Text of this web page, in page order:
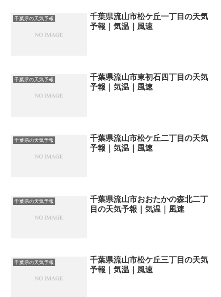
千葉県の天気予報
千葉県流山市松ケ丘一丁目の天気
予報｜気温｜風速
千葉県の天気予報
千葉県流山市東初石四丁目の天気
予報｜気温｜風速
千葉県の天気予報
千葉県流山市松ケ丘二丁目の天気
予報｜気温｜風速
千葉県の天気予報
千葉県流山市おおたかの森北二丁
目の天気予報｜気温｜風速
千葉県の天気予報
千葉県流山市松ケ丘三丁目の天気
予報｜気温｜風速